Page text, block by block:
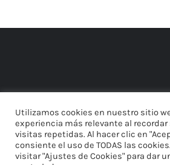
Utilizamos cookies en nuestro sitio
experiencia más relevante al
visitas repetidas. Al hacer clic en
consiente el uso de TODAS las
visitar "Ajustes de Cookies" para dar